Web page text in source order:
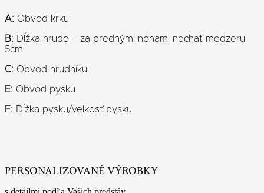
A: Obvod krku
B: Dĺžka hrude – za prednými nohami nechať medzeru
5cm
C: Obvod hrudníku
E: Obvod pysku
F: Dĺžka pysku/velkosť pysku
PERSONALIZOVANÉ VÝROBKY